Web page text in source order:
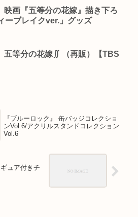
映画『五等分の花嫁』描き下ろ
ーブレイクver.」グッズ
五等分の花嫁∬ （再販）【TBS
『ブルーロック』 缶バッジコレクショ
ンVol.6/アクリルスタンドコレクション
Vol.6
ュア付きチ